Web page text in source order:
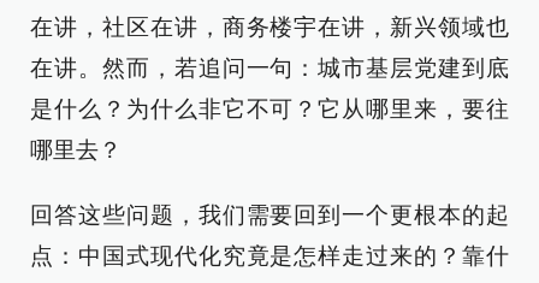
在讲，社区在讲，商务楼宇在讲，新兴领域也
在讲。然而，若追问一句：城市基层党建到底
是什么？为什么非它不可？它从哪里来，要往
哪里去？
回答这些问题，我们需要回到一个更根本的起
点：中国式现代化究竟是怎样走过来的？靠什